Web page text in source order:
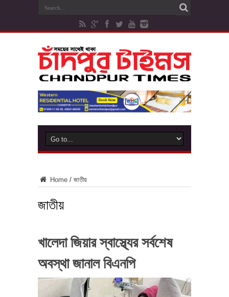
Home / জাতীয়
জাতীয়
খালেদা জিয়ার স্বাস্থ্যের সর্বশেষ
অবস্থা জানাল বিএনপি